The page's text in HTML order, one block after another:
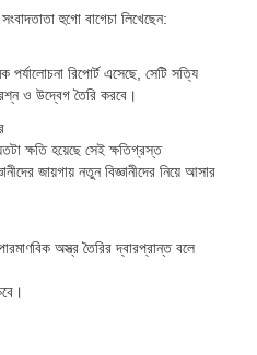
হুগো বাগেচা লিখেছেন:
পর্যালোচনা রিপোর্ট এসেছে, সেটি সত্যি
ও উদ্বেগ তৈরি করবে।
ক্ষতি হয়েছে সেই ক্ষতিগ্রস্ত
জায়গায় নতুন বিজ্ঞানীদের নিয়ে আসার
অস্ত্র তৈরির দ্বারপ্রান্ত বলে